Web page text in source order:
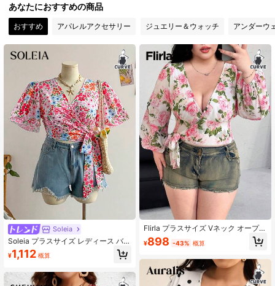
92K フォロワー
4.81 92K フォロワー
4.81 92K フォロワー
4.81 92K フォロワー
あなたにおすすめの商品
おすすめ アパレルアクセサリー ジュエリー＆ウォッチ アンダーウ
Soleia
Soleia プラスサイズ レディース バケ
ーション ピンク 小花柄 クロスVネッ
ク サイドタイ フリル 半袖ブラウ
¥1,112 概算
Flirla プラスサイズ Vネック オープン
タイ リボン 長袖 ラップトップ、フ
ローラルシフォン ロマンチック ヴィ
ディースブラウス
¥898 -43% 概算